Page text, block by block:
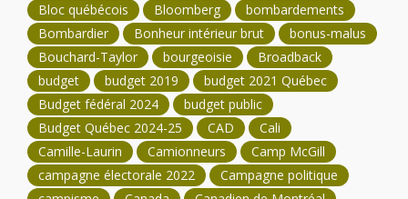
Bloc québécois
Bloomberg
bombardements
Bombardier
Bonheur intérieur brut
bonus-malus
Bouchard-Taylor
bourgeoisie
Broadback
budget
budget 2019
budget 2021 Québec
Budget fédéral 2024
budget public
Budget Québec 2024-25
CAD
Cali
Camille-Laurin
Camionneurs
Camp McGill
campagne électorale 2022
Campagne politique